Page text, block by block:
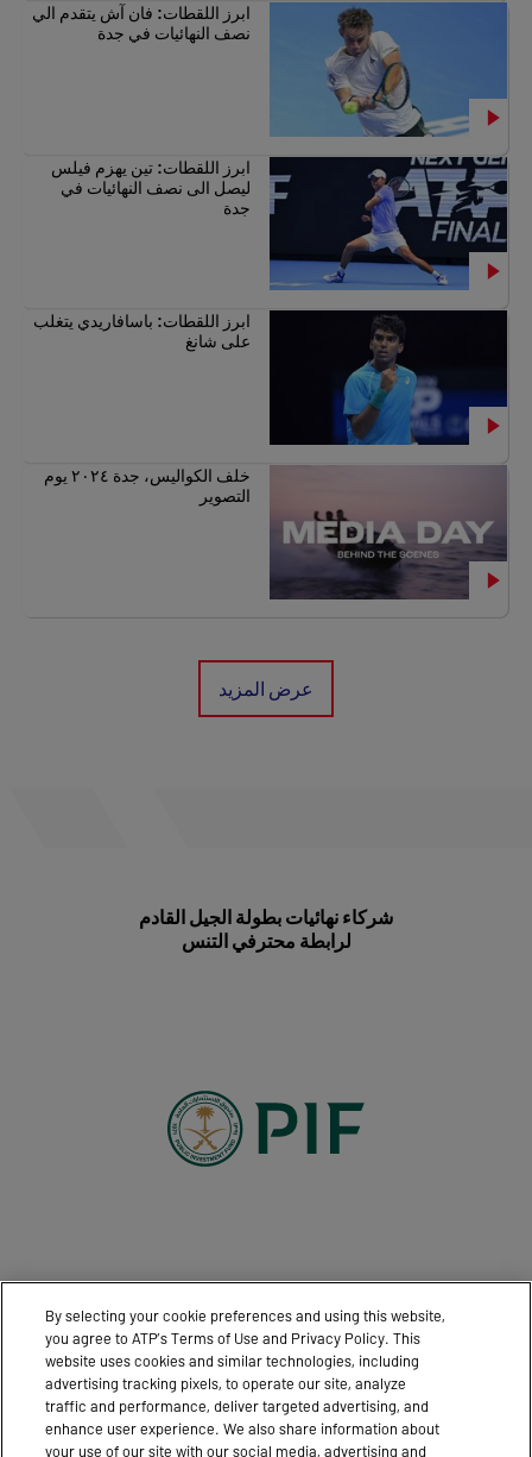
ابرز اللقطات: فان آش يتقدم الي
نصف النهائيات في جدة
ابرز اللقطات: تين يهزم فيلس
ليصل الى نصف النهائيات في
جدة
ابرز اللقطات: باسافاريدي يتغلب
على شانغ
خلف الكواليس، جدة ٢٠٢٤ يوم
التصوير
عرض المزيد
شركاء نهائيات بطولة الجيل القادم
لرابطة محترفي التنس
التواصل الأخبار
By selecting your cookie preferences and using this website,
you agree to ATP’s Terms of Use and Privacy Policy. This
website uses cookies and similar technologies, including
advertising tracking pixels, to operate our site, analyze
traffic and performance, deliver targeted advertising, and
enhance user experience. We also share information about
your use of our site with our social media, advertising and